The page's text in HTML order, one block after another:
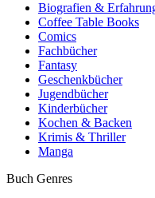
Biografien &
Coffee Table Books
Comics
Fachbücher
Fantasy
Geschenkbücher
Jugendbücher
Kinderbücher
Kochen & Backen
Krimis & Thriller
Manga
Buch Genres